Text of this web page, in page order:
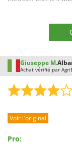
Giuseppe M.
Achat vérifié par
Voir l'original
Pro: